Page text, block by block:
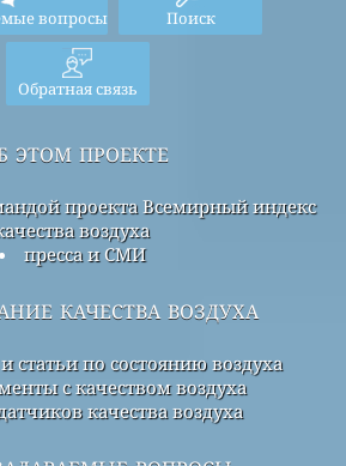
вопросы Поиск
Обратная связь
этом проекте
проекта Всемирный индекс
воздуха
пресса и СМИ
качества воздуха
статьи по состоянию воздуха
с качеством воздуха
качества воздуха